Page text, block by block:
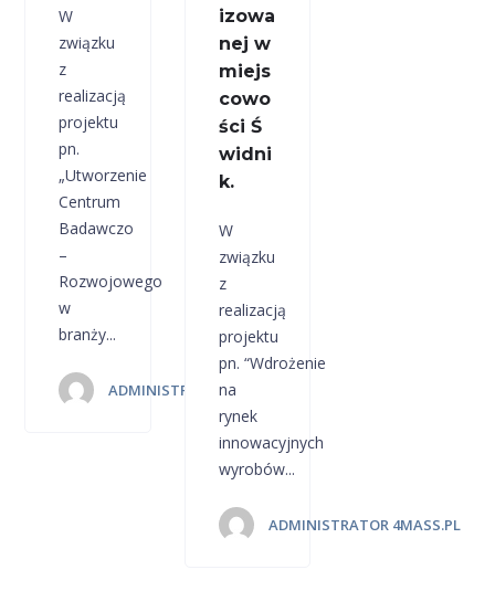
W
związku
z
realizacją
projektu
pn.
„Utworzenie
Centrum
Badawczo
–
Rozwojowego
w
branży...
ADMINISTRATOR 4MASS.PL
izowa
nej w
miejs
cowo
ści Ś
widni
k.
W
związku
z
realizacją
projektu
pn. “Wdrożenie
na
rynek
innowacyjnych
wyrobów...
ADMINISTRATOR 4MASS.PL